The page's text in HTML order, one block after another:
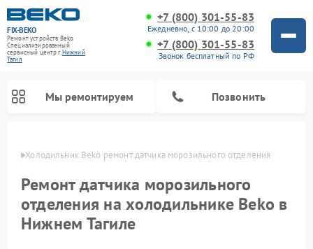
FIX-BEKO
Ремонт устройств Beko
Специализированный
cервисный центр г.Нижний
Тагил
+7 (800) 301-55-83
Ежедневно, с 10:00 до 20:00
+7 (800) 301-55-83
Звонок бесплатный по РФ
Мы ремонтируем Позвонить
Холодильник Beko ремонт датчика морозильного отделения
Ремонт датчика морозильного
отделения на холодильнике Beko в
Нижнем Тагиле